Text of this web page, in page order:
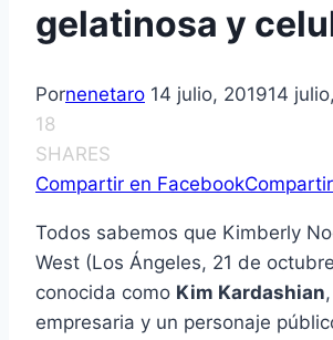
gelatinosa y
Pornenetaro 14 julio, 201914
18
SHARES
Compartir en Facebook
Todos sabemos que Kimberly
West (Los Ángeles, 21 de
conocida como Kim Kardashian
empresaria y un personaje